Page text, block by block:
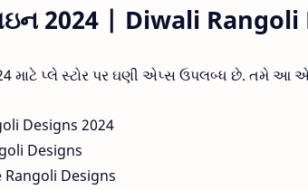
2024 | Diwali Rangoli
માટે પ્લે સ્ટોર પર ઘણી એપ્સ ઉપલબ્ધ છે. તમે આ
Designs 2024
Designs
Rangoli Designs